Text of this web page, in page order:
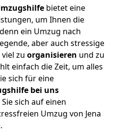
bietet eine
um Ihnen die
ein Umzug nach
aber auch stressige
zu organisieren und zu
einfach die Zeit, um alles
sich für eine
bei uns
sich auf einen
Umzug von Jena